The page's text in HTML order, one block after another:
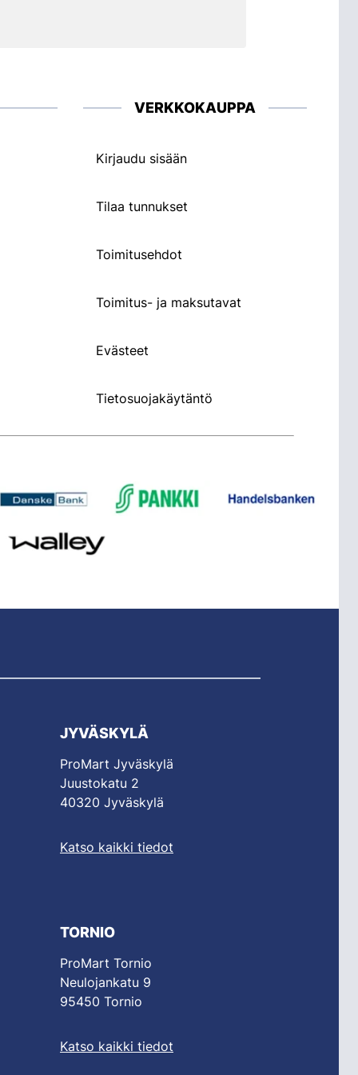
VERKKOKAUPPA
Kirjaudu sisään
Tilaa tunnukset
Toimitusehdot
Toimitus- ja maksutavat
Evästeet
Tietosuojakäytäntö
JYVÄSKYLÄ
ProMart Jyväskylä
Juustokatu 2
40320 Jyväskylä
Katso kaikki tiedot
TORNIO
ProMart Tornio
Neulojankatu 9
95450 Tornio
Katso kaikki tiedot